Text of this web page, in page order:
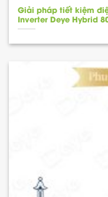
Giải pháp tiết kiệm
Inverter Deye Hybrid